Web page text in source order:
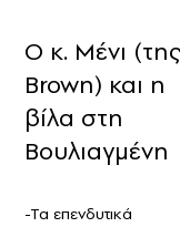
Ο κ. Μένι (της
Brown) και η
βίλα στη
Βουλιαγμένη
-Τα επενδυτικά